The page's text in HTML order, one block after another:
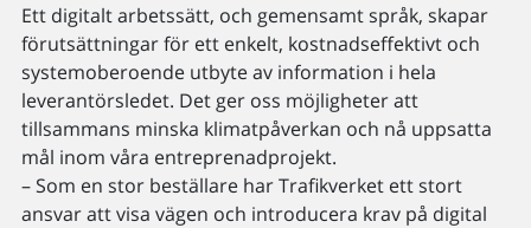
Ett digitalt arbetssätt, och gemensamt språk, skapar
förutsättningar för ett enkelt, kostnadseffektivt och
systemoberoende utbyte av information i hela
leverantörsledet. Det ger oss möjligheter att
tillsammans minska klimatpåverkan och nå uppsatta
mål inom våra entreprenadprojekt.
– Som en stor beställare har Trafikverket ett stort
ansvar att visa vägen och introducera krav på digital